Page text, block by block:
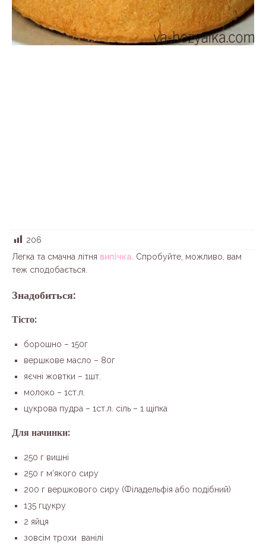
206
Легка та смачна літня випічка. Спробуйте, можливо, вам
теж сподобається.
Знадобиться:
Тісто:
борошно – 150г
вершкове масло – 80г
яєчні жовтки – 1шт.
молоко – 1ст.л.
цукрова пудра – 1ст.л. сіль – 1 щіпка
Для начинки:
250 г вишні
250 г м’якого сиру
200 г вершкового сиру (Філадельфія або подібний)
135 гцукру
2 яйця
зовсім трохи ванілі